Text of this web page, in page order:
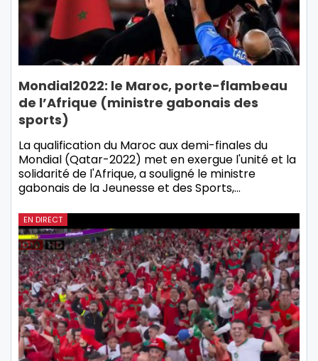
Mondial2022: le Maroc, porte-flambeau
de l’Afrique (ministre gabonais des
sports)
La qualification du Maroc aux demi-finales du
Mondial (Qatar-2022) met en exergue l'unité et la
solidarité de l'Afrique, a souligné le ministre
gabonais de la Jeunesse et des Sports,…
EN DIRECT